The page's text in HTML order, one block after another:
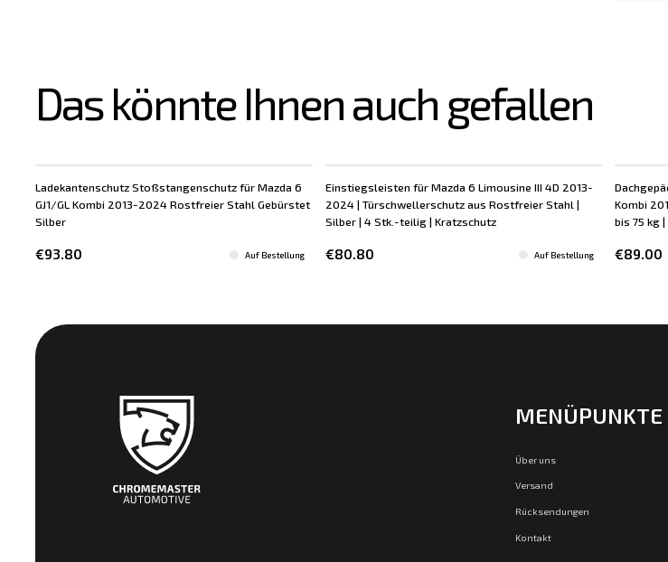
Das könnte Ihnen auch gefallen
Ladekantenschutz Stoßstangenschutz für Mazda 6
GJ1/GL Kombi 2013-2024 Rostfreier Stahl Gebürstet
Silber
€93.80 Auf Bestellung
Einstiegsleisten für Mazda 6 Limousine III 4D 2013-
2024 | Türschwellerschutz aus Rostfreier Stahl |
Silber | 4 Stk.-teilig | Kratzschutz
€80.80 Auf Bestellung
Kombi
bis 75 kg |
€89.00
MENÜPUNKTE
Über uns
Versand
Rücksendungen
Kontakt